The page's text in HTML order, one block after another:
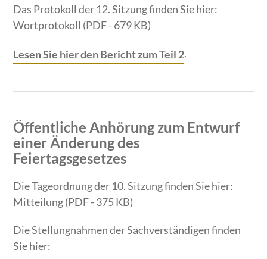
Das Protokoll der 12. Sitzung finden Sie hier:
Wortprotokoll (PDF - 679 KB)
Lesen Sie hier den Bericht zum Teil 2.
Öffentliche Anhörung zum Entwurf
einer Änderung des
Feiertagsgesetzes
Die Tageordnung der 10. Sitzung finden Sie hier:
Mitteilung(PDF - 375 KB)
Die Stellungnahmen der Sachverständigen finden
Sie hier: